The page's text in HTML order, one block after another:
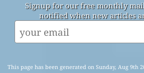
Signup for our free monthly
notified when new articles
This page has been generated on Sunday, Aug 9th